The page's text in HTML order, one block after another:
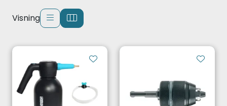
Visning
Murer
Varemerker